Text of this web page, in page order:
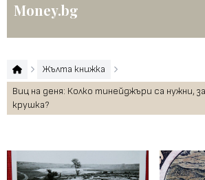
Money.bg
Жълта книжка
Виц на деня: Колко тинейджъри са нужни,
крушка?